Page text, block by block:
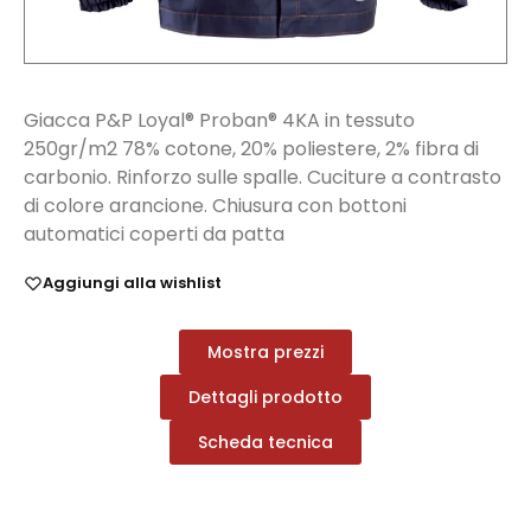
Giacca P&P Loyal® Proban® 4KA in tessuto
250gr/m2 78% cotone, 20% poliestere, 2% fibra di
carbonio. Rinforzo sulle spalle. Cuciture a contrasto
di colore arancione. Chiusura con bottoni
automatici coperti da patta
Aggiungi alla wishlist
Mostra prezzi
Dettagli prodotto
Scheda tecnica